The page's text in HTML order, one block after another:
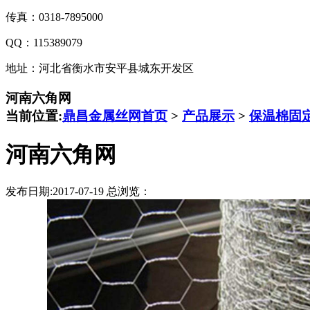
传真：0318-7895000
QQ：115389079
地址：河北省衡水市安平县城东开发区
河南六角网
当前位置:鼎昌金属丝网首页 > 产品展示 > 保温棉固
河南六角网
发布日期:2017-07-19 总浏览：